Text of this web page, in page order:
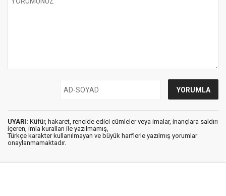
UYARI: Küfür, hakaret, rencide edici cümleler veya imalar, inançlara saldırı
içeren, imla kuralları ile yazılmamış,
Türkçe karakter kullanılmayan ve büyük harflerle yazılmış yorumlar
onaylanmamaktadır.